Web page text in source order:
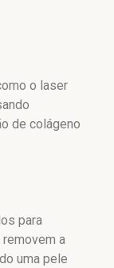
o laser
de colágeno
para
a
uma pele